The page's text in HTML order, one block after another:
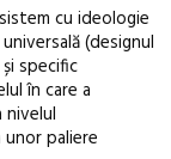
cu ideologie
(designul
specific
în care a
paliere